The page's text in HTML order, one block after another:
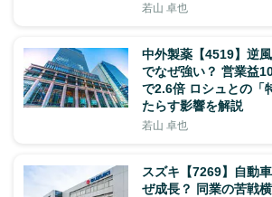
若山 卓也
中外製薬【4519】逆
でなぜ強い？ 営業益
で2.6倍 ロシュとの「
たらす影響を解説
若山 卓也
スズキ【7269】自動
ぜ成長？ 同業の苦戦